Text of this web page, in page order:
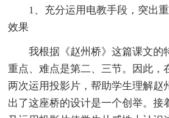
1、充分运用电教手段，突出重
效果
我根据《赵州桥》这篇课文的
重点、难点是第二、三节。因此，
两次运用投影片，帮助学生理解赵
出了这座桥的设计是一个创举。接